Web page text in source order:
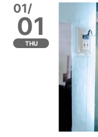
01/
01
THU